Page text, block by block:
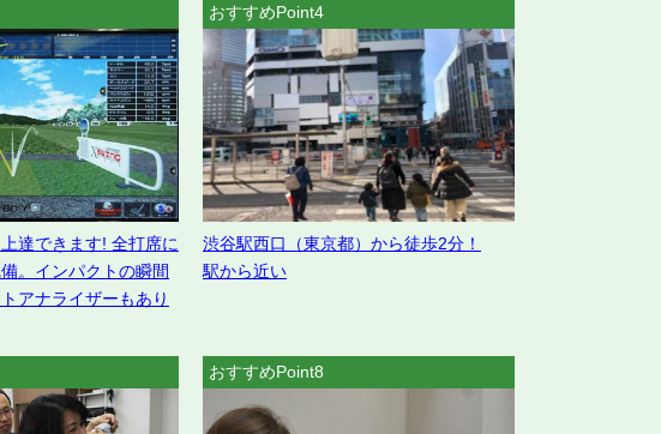
達できます! 全打席に
。インパクトの瞬間
アナライザーもあり
おすすめPoint4
渋谷駅西口（東京都）から徒歩2分！
駅から近い
おすすめPoint8